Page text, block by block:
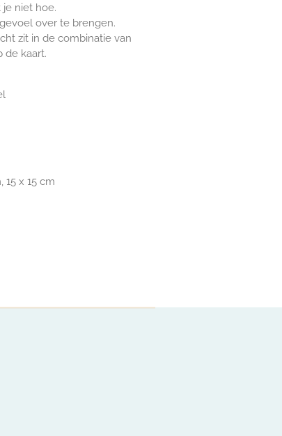
niet hoe.
over te brengen.
zit in de combinatie van
de kaart.
x 15 cm